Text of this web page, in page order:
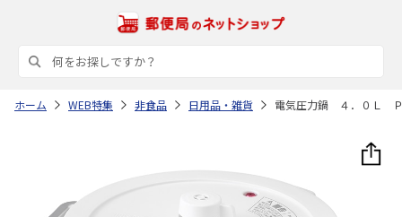
ホーム WEB特集 非食品 日用品・雑貨 電気圧力鍋 ４．０Ｌ